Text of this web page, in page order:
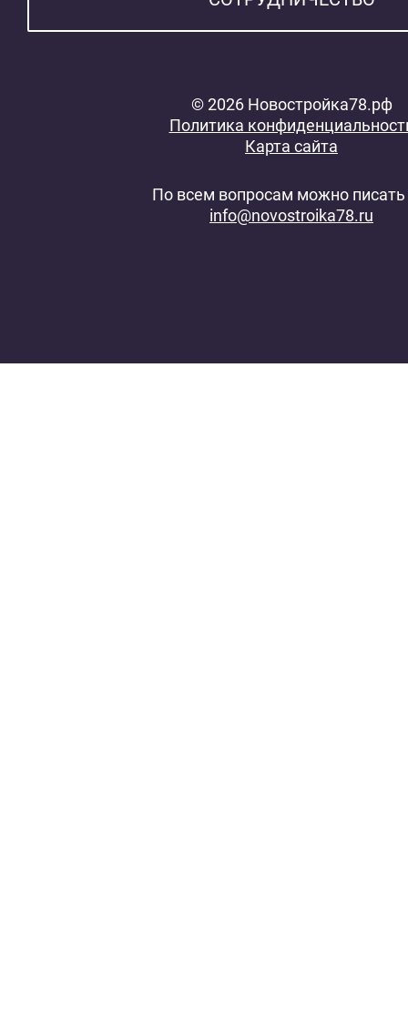
© 2026 Новостройка78.рф
Политика
Карта сайта
По всем вопросам можно писать
info@novostroika78.ru